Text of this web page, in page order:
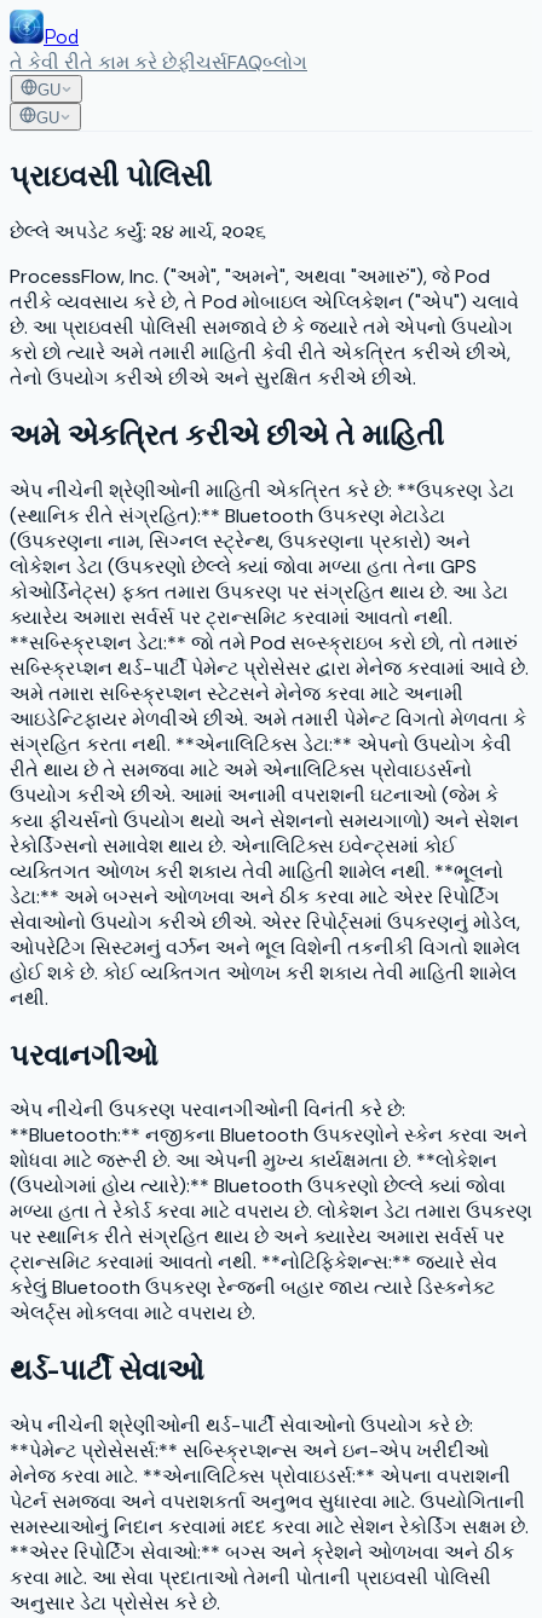
Pod
તે કેવી રીતે કામ કરે છેફીચર્સFAQબ્લોગ
GU
GU
પ્રાઇવસી પોલિસી
છેલ્લે અપડેટ કર્યું: ૨૪ માર્ચ, ૨૦૨૬
ProcessFlow, Inc. ("અમે", "અમને", અથવા "અમારું"), જે Pod
તરીકે વ્યવસાય કરે છે, તે Pod મોબાઇલ એપ્લિકેશન ("એપ") ચલાવે
છે. આ પ્રાઇવસી પોલિસી સમજાવે છે કે જ્યારે તમે એપનો ઉપયોગ
કરો છો ત્યારે અમે તમારી માહિતી કેવી રીતે એકત્રિત કરીએ છીએ,
તેનો ઉપયોગ કરીએ છીએ અને સુરક્ષિત કરીએ છીએ.
અમે એકત્રિત કરીએ છીએ તે માહિતી
એપ નીચેની શ્રેણીઓની માહિતી એકત્રિત કરે છે: **ઉપકરણ ડેટા
(સ્થાનિક રીતે સંગ્રહિત):** Bluetooth ઉપકરણ મેટાડેટા
(ઉપકરણના નામ, સિગ્નલ સ્ટ્રેન્થ, ઉપકરણના પ્રકારો) અને
લોકેશન ડેટા (ઉપકરણો છેલ્લે ક્યાં જોવા મળ્યા હતા તેના GPS
કોઓર્ડિનેટ્સ) ફક્ત તમારા ઉપકરણ પર સંગ્રહિત થાય છે. આ ડેટા
ક્યારેય અમારા સર્વર્સ પર ટ્રાન્સમિટ કરવામાં આવતો નથી.
**સબ્સ્ક્રિપ્શન ડેટા:** જો તમે Pod સબ્સ્ક્રાઇબ કરો છો, તો તમારું
સબ્સ્ક્રિપ્શન થર્ડ-પાર્ટી પેમેન્ટ પ્રોસેસર દ્વારા મેનેજ કરવામાં આવે છે.
અમે તમારા સબ્સ્ક્રિપ્શન સ્ટેટસને મેનેજ કરવા માટે અનામી
આઇડેન્ટિફાયર મેળવીએ છીએ. અમે તમારી પેમેન્ટ વિગતો મેળવતા કે
સંગ્રહિત કરતા નથી. **એનાલિટિક્સ ડેટા:** એપનો ઉપયોગ કેવી
રીતે થાય છે તે સમજવા માટે અમે એનાલિટિક્સ પ્રોવાઇડર્સનો
ઉપયોગ કરીએ છીએ. આમાં અનામી વપરાશની ઘટનાઓ (જેમ કે
કયા ફીચર્સનો ઉપયોગ થયો અને સેશનનો સમયગાળો) અને સેશન
રેકોર્ડિંગ્સનો સમાવેશ થાય છે. એનાલિટિક્સ ઇવેન્ટ્સમાં કોઈ
વ્યક્તિગત ઓળખ કરી શકાય તેવી માહિતી શામેલ નથી. **ભૂલનો
ડેટા:** અમે બગ્સને ઓળખવા અને ઠીક કરવા માટે એરર રિપોર્ટિંગ
સેવાઓનો ઉપયોગ કરીએ છીએ. એરર રિપોર્ટ્સમાં ઉપકરણનું મોડેલ,
ઓપરેટિંગ સિસ્ટમનું વર્ઝન અને ભૂલ વિશેની તકનીકી વિગતો શામેલ
હોઈ શકે છે. કોઈ વ્યક્તિગત ઓળખ કરી શકાય તેવી માહિતી શામેલ
નથી.
પરવાનગીઓ
એપ નીચેની ઉપકરણ પરવાનગીઓની વિનંતી કરે છે:
**Bluetooth:** નજીકના Bluetooth ઉપકરણોને સ્કેન કરવા અને
શોધવા માટે જરૂરી છે. આ એપની મુખ્ય કાર્યક્ષમતા છે. **લોકેશન
(ઉપયોગમાં હોય ત્યારે):** Bluetooth ઉપકરણો છેલ્લે ક્યાં જોવા
મળ્યા હતા તે રેકોર્ડ કરવા માટે વપરાય છે. લોકેશન ડેટા તમારા ઉપકરણ
પર સ્થાનિક રીતે સંગ્રહિત થાય છે અને ક્યારેય અમારા સર્વર્સ પર
ટ્રાન્સમિટ કરવામાં આવતો નથી. **નોટિફિકેશન્સ:** જ્યારે સેવ
કરેલું Bluetooth ઉપકરણ રેન્જની બહાર જાય ત્યારે ડિસ્કનેક્ટ
એલર્ટ્સ મોકલવા માટે વપરાય છે.
થર્ડ-પાર્ટી સેવાઓ
એપ નીચેની શ્રેણીઓની થર્ડ-પાર્ટી સેવાઓનો ઉપયોગ કરે છે:
**પેમેન્ટ પ્રોસેસર્સ:** સબ્સ્ક્રિપ્શન્સ અને ઇન-એપ ખરીદીઓ
મેનેજ કરવા માટે. **એનાલિટિક્સ પ્રોવાઇડર્સ:** એપના વપરાશની
પેટર્ન સમજવા અને વપરાશકર્તા અનુભવ સુધારવા માટે. ઉપયોગિતાની
સમસ્યાઓનું નિદાન કરવામાં મદદ કરવા માટે સેશન રેકોર્ડિંગ સક્ષમ છે.
**એરર રિપોર્ટિંગ સેવાઓ:** બગ્સ અને ક્રેશને ઓળખવા અને ઠીક
કરવા માટે. આ સેવા પ્રદાતાઓ તેમની પોતાની પ્રાઇવસી પોલિસી
અનુસાર ડેટા પ્રોસેસ કરે છે.